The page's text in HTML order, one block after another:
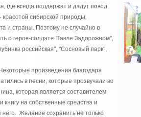
где всегда поддержат и дадут повод
сибирской природы,
и страны. Поэтому не случайно в
о герое-солдате Павле Задорожном",
российская", "Сосновый парк",
произведения благодаря
в песни, которые прозвучали во
которая является составителем
книгу на собственные средства и
Желание сохранить не только